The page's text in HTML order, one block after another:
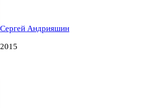
Сергей Андрияшин